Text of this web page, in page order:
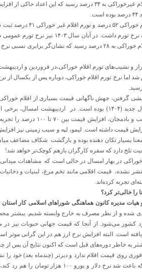
خوراکی به ۶۳.۴ درصد و تورم اقلام غیرخوراکی به ۳۴ درصد
اقلام غیرخوراکی ۳۶ درصد و اقلام خوراکی به ۲۸ درصد رسید که
و نشیب‌های تورم اقلام خوراکی،در فروردین و
۳۳ درصد اعلام شد اما نرخ تورم اقلام خوراکی، دوباره پس از
گرفتن، جهش ناگهانی قیمت بسیاری از اقلام
پرمصرف در دو ماه نخست سال جدید (۱۴۰۴) بوده است. در
قرمز، نخود، عدس، پرتقال، سیب
معنا بسیار تکان دهنده بوده و بازگشت شکاف مضاعف
تلخ دارد که سفره کارگران بازهم کوچک‌تر خواهد شد!
خوراکی در بهار امسال در حالی است که مشاهدات
تجربه کرده‌اند.
خالی‌تر کرد؟
مدیره کانون هماهنگی شوراهای اسلامی کار استان
شده و از نظر مصرف به خارج وابسته شدیم. بیشتر
کشور می‌شود. از آنجا که قیمت جهانی حبوبات نیز در
است. البته افزایش نرخ ارز هم در این گرانی موثر
به خاطر دوره‌های قبل است که اکنون نتایج آن پس از
روی قیمت اقلام ندارد و دیرتر (چندماه بعد) خود را
پاییز سال گذشته تجربه کردیم که باعث شد نرخ